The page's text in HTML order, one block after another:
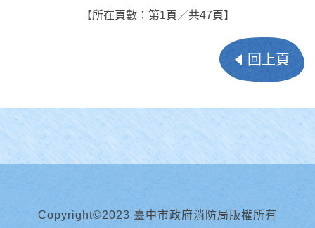
【所在頁數：第1頁／共47頁】
回上頁
Copyright©2023 臺中市政府消防局版權所有